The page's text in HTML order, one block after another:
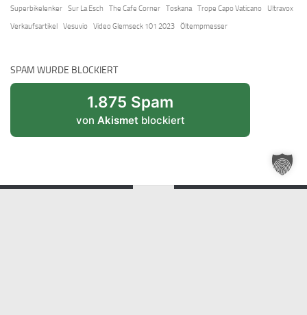
Superbikelenker
Sur La Esch The Cafe Corner Toskana Trope Capo Vaticano
Ultravox
Verkaufsartikel
Vesuvio Video Glemseck 101 2023 Öltempmesser
SPAM WURDE BLOCKIERT
1.875 Spam
von Akismet blockiert